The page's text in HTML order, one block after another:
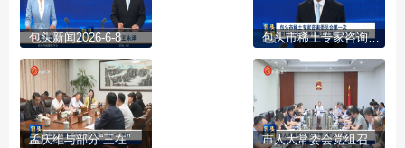
包头新闻2026-6-8 包头市稀土专家咨询委员会第一次全体会议暨“两个稀土基地”建设推进会举行
孟庆维与部分“三在”企业“一对一”见面 市人大常委会党组召开(扩大)会议